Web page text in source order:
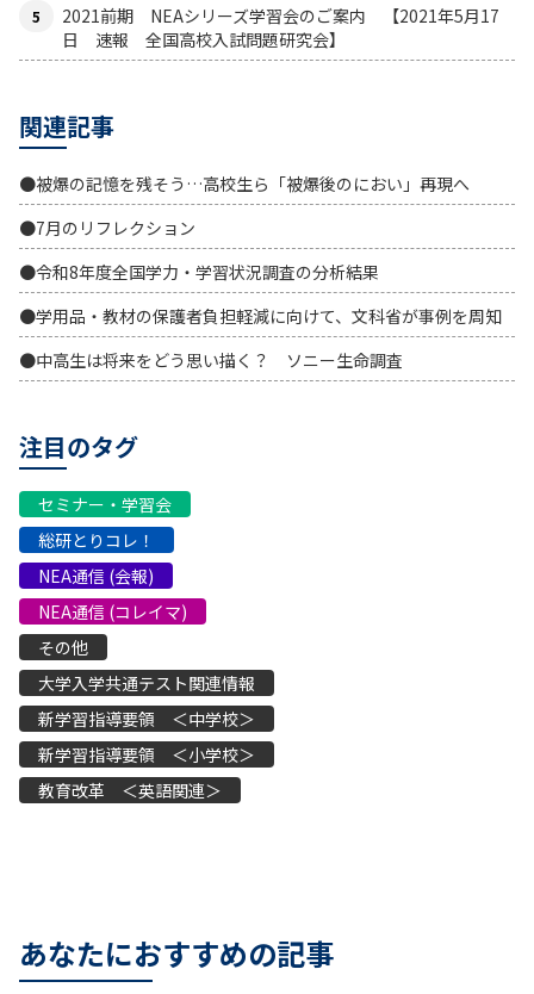
2021前期 NEAシリーズ学習会のご案内 【2021年5月17
日 速報 全国高校入試問題研究会】
関連記事
●被爆の記憶を残そう…高校生ら「被爆後のにおい」再現へ
●7月のリフレクション
●令和8年度全国学力・学習状況調査の分析結果
●学用品・教材の保護者負担軽減に向けて、文科省が事例を周知
●中高生は将来をどう思い描く？ ソニー生命調査
注目のタグ
セミナー・学習会
総研とりコレ！
NEA通信 (会報)
NEA通信 (コレイマ)
その他
大学入学共通テスト関連情報
新学習指導要領 ＜中学校＞
新学習指導要領 ＜小学校＞
教育改革 ＜英語関連＞
あなたにおすすめの記事